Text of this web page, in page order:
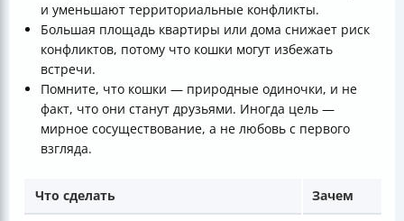
и уменьшают территориальные конфликты.
Большая площадь квартиры или дома снижает риск
конфликтов, потому что кошки могут избежать
встречи.
Помните, что кошки — природные одиночки, и не
факт, что они станут друзьями. Иногда цель —
мирное сосуществование, а не любовь с первого
взгляда.
Что сделать Зачем